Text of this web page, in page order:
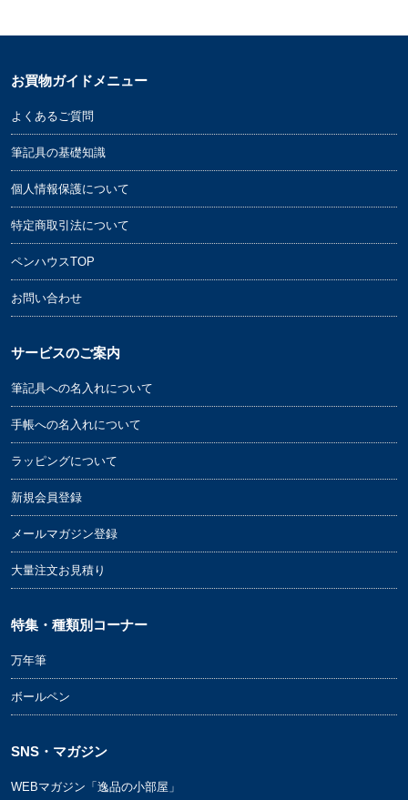
お買物ガイドメニュー
よくあるご質問
筆記具の基礎知識
個人情報保護について
特定商取引法について
ペンハウスTOP
お問い合わせ
サービスのご案内
筆記具への名入れについて
手帳への名入れについて
ラッピングについて
新規会員登録
メールマガジン登録
大量注文お見積り
特集・種類別コーナー
万年筆
ボールペン
SNS・マガジン
WEBマガジン「逸品の小部屋」